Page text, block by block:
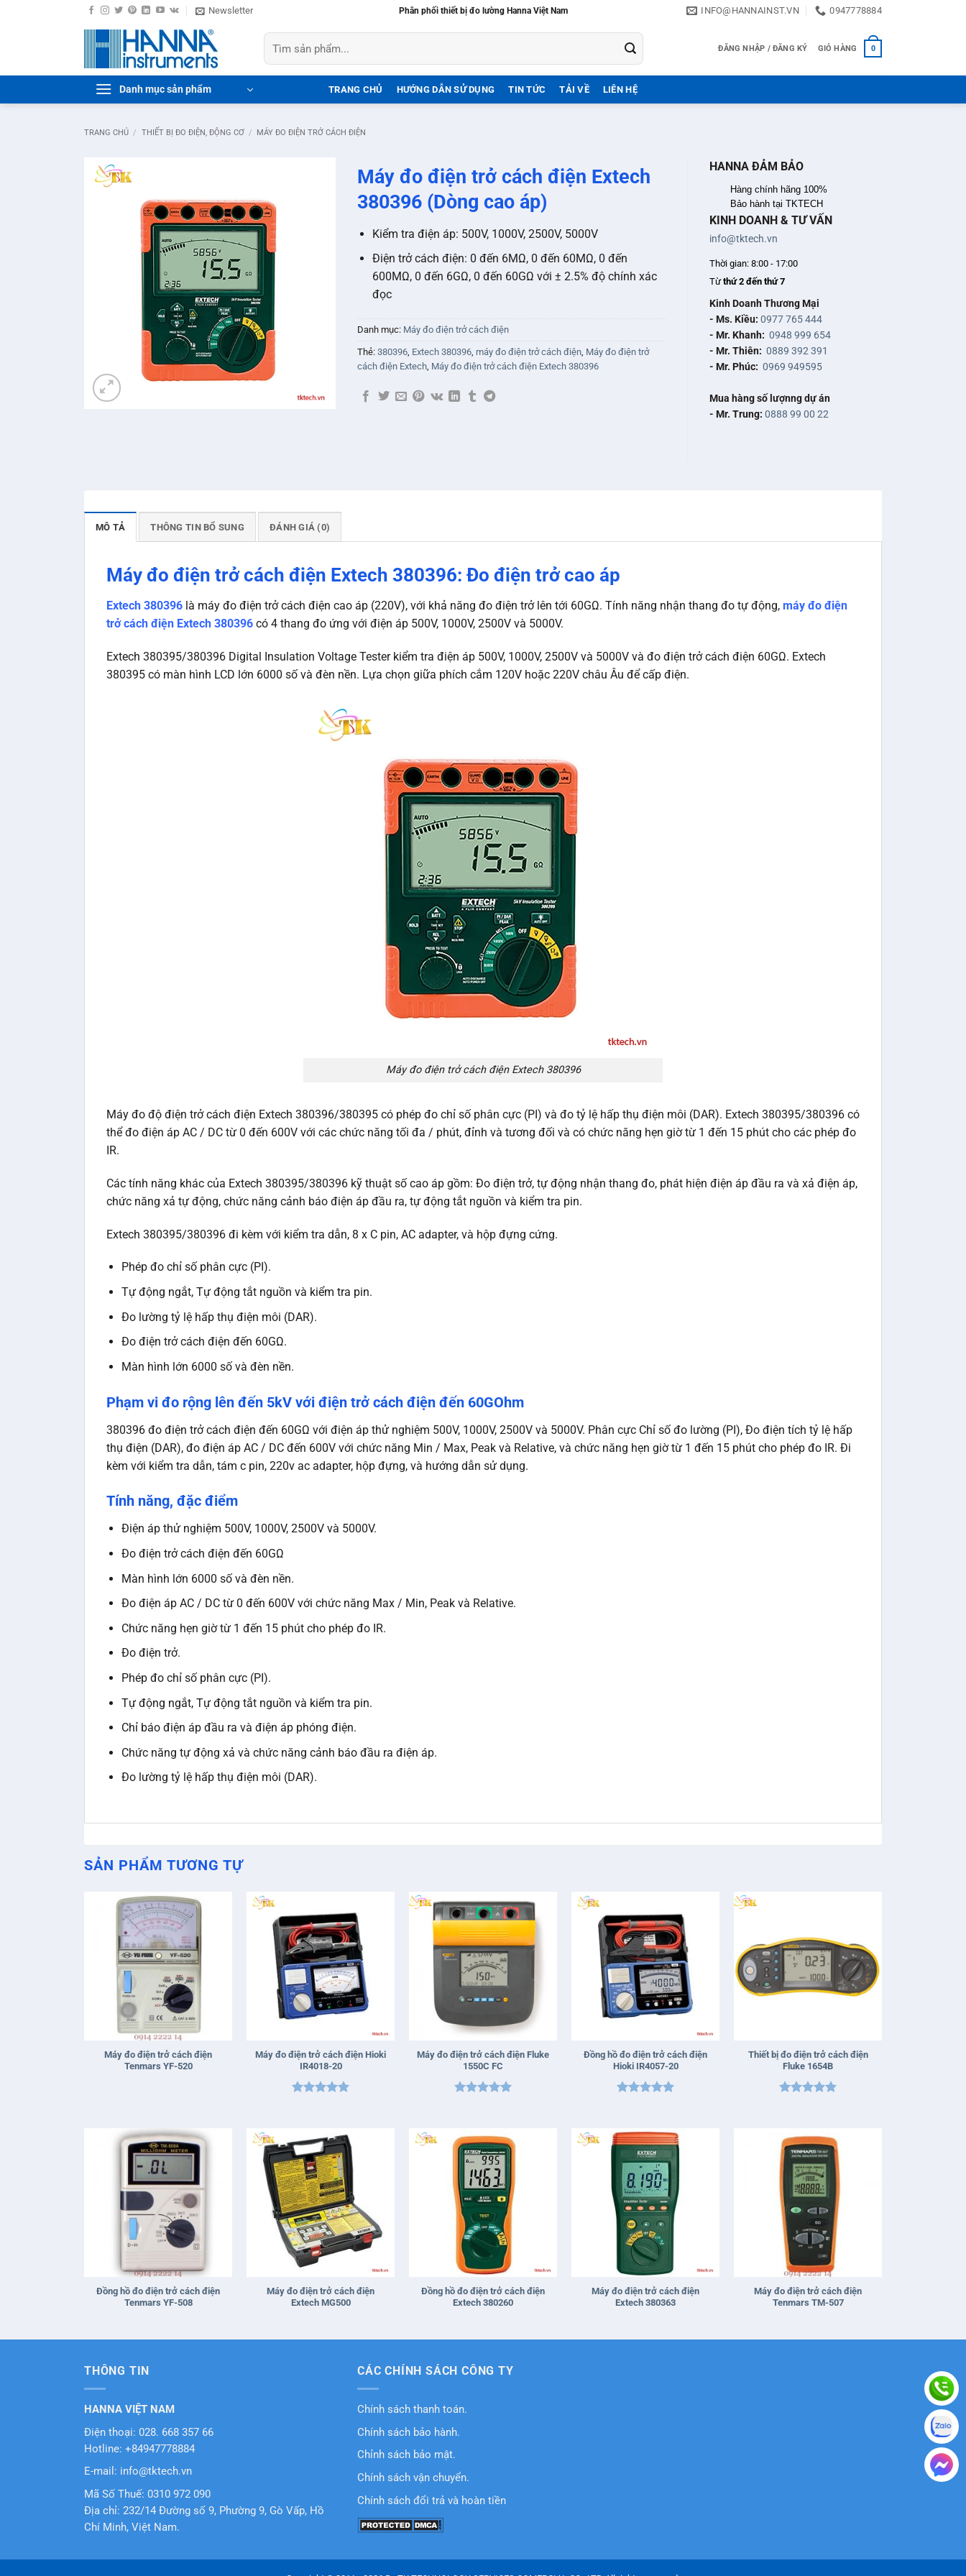
Newsletter Phân phối thiết bị đo lường Hanna Việt Nam INFO@HANNAINST.VN 0947778884
Tìm
kiếm:
ĐĂNG NHẬP / ĐĂNG KÝ GIỎ HÀNG 0
Danh mục sản phẩm TRANG CHỦ HƯỚNG DẪN SỬ DỤNG TIN TỨC TẢI VỀ LIÊN HỆ
TRANG CHỦ / THIẾT BỊ ĐO ĐIỆN, ĐỘNG CƠ / MÁY ĐO ĐIỆN TRỞ CÁCH ĐIỆN
Máy đo điện trở cách điện Extech
380396 (Dòng cao áp)
Kiểm tra điện áp: 500V, 1000V, 2500V, 5000V
Điện trở cách điện: 0 đến 6MΩ, 0 đến 60MΩ, 0 đến
600MΩ, 0 đến 6GΩ, 0 đến 60GΩ với ± 2.5% độ chính xác
đọc
Danh mục: Máy đo điện trở cách điện
Thẻ: 380396 Extech 380396 máy đo điện trở cách điện Máy đo điện trở
cách điện Extech Máy đo điện trở cách điện Extech 380396
HANNA ĐẢM BẢO
Hàng chính hãng 100%
Bảo hành tại TKTECH
KINH DOANH & TƯ VẤN
info@tktech.vn
Thời gian: 8:00 - 17:00
Từthứ 2 đến thứ 7
Kinh Doanh Thương Mại
- Ms. Kiều: 0977 765 444
- Mr. Khanh: 0948 999 654
- Mr. Thiên: 0889 392 391
- Mr. Phúc: 0969 949595
Mua hàng số lượnng dự án
- Mr. Trung: 0888 99 00 22
MÔ TẢ THÔNG TIN BỔ SUNG ĐÁNH GIÁ (0)
Máy đo điện trở cách điện Extech 380396: Đo điện trở cao áp
Extech 380396 là máy đo điện trở cách điện cao áp (220V), với khả năng đo điện trở lên tới 60GΩ. Tính năng nhận thang đo tự động, máy đo điện
trở cách điện Extech 380396 có 4 thang đo ứng với điện áp 500V, 1000V, 2500V và 5000V.
Extech 380395/380396 Digital Insulation Voltage Tester kiểm tra điện áp 500V, 1000V, 2500V và 5000V và đo điện trở cách điện 60GΩ. Extech
380395 có màn hình LCD lớn 6000 số và đèn nền. Lựa chọn giữa phích cắm 120V hoặc 220V châu Âu để cấp điện.
Máy đo điện trở cách điện Extech 380396
Máy đo độ điện trở cách điện Extech 380396/380395 có phép đo chỉ số phân cực (PI) và đo tỷ lệ hấp thụ điện môi (DAR). Extech 380395/380396 có
thể đo điện áp AC / DC từ 0 đến 600V với các chức năng tối đa / phút, đỉnh và tương đối và có chức năng hẹn giờ từ 1 đến 15 phút cho các phép đo
IR.
Các tính năng khác của Extech 380395/380396 kỹ thuật số cao áp gồm: Đo điện trở, tự động nhận thang đo, phát hiện điện áp đầu ra và xả điện áp,
chức năng xả tự động, chức năng cảnh báo điện áp đầu ra, tự động tắt nguồn và kiểm tra pin.
Extech 380395/380396 đi kèm với kiểm tra dẫn, 8 x C pin, AC adapter, và hộp đựng cứng.
Phép đo chỉ số phân cực (PI).
Tự động ngắt, Tự động tắt nguồn và kiểm tra pin.
Đo lường tỷ lệ hấp thụ điện môi (DAR).
Đo điện trở cách điện đến 60GΩ.
Màn hình lớn 6000 số và đèn nền.
Phạm vi đo rộng lên đến 5kV với điện trở cách điện đến 60GOhm
380396 đo điện trở cách điện đến 60GΩ với điện áp thử nghiệm 500V, 1000V, 2500V và 5000V. Phân cực Chỉ số đo lường (PI), Đo điện tích tỷ lệ hấp
thụ điện (DAR), đo điện áp AC / DC đến 600V với chức năng Min / Max, Peak và Relative, và chức năng hẹn giờ từ 1 đến 15 phút cho phép đo IR. Đi
kèm với kiểm tra dẫn, tám c pin, 220v ac adapter, hộp đựng, và hướng dẫn sử dụng.
Tính năng, đặc điểm
Điện áp thử nghiệm 500V, 1000V, 2500V và 5000V.
Đo điện trở cách điện đến 60GΩ
Màn hình lớn 6000 số và đèn nền.
Đo điện áp AC / DC từ 0 đến 600V với chức năng Max / Min, Peak và Relative.
Chức năng hẹn giờ từ 1 đến 15 phút cho phép đo IR.
Đo điện trở.
Phép đo chỉ số phân cực (PI).
Tự động ngắt, Tự động tắt nguồn và kiểm tra pin.
Chỉ báo điện áp đầu ra và điện áp phóng điện.
Chức năng tự động xả và chức năng cảnh báo đầu ra điện áp.
Đo lường tỷ lệ hấp thụ điện môi (DAR).
SẢN PHẨM TƯƠNG TỰ
Máy đo điện trở cách điện
Tenmars YF-520
Máy đo điện trở cách điện Hioki
IR4018-20
Máy đo điện trở cách điện Fluke
1550C FC
Đồng hồ đo điện trở cách điện
Hioki IR4057-20
Thiết bị đo điện trở cách điện
Fluke 1654B
Đồng hồ đo điện trở cách điện
Tenmars YF-508
Máy đo điện trở cách điện
Extech MG500
Đồng hồ đo điện trở cách điện
Extech 380260
Máy đo điện trở cách điện
Extech 380363
Máy đo điện trở cách điện
Tenmars TM-507
THÔNG TIN
HANNA VIỆT NAM
Điện thoại: 028. 668 357 66
Hotline: +84947778884
E-mail: info@tktech.vn
Mã Số Thuế: 0310 972 090
Địa chỉ: 232/14 Đường số 9, Phường 9, Gò Vấp, Hồ
Chí Minh, Việt Nam.
CÁC CHÍNH SÁCH CÔNG TY
Chính sách thanh toán.
Chính sách bảo hành.
Chỉnh sách bảo mật.
Chính sách vận chuyển.
Chính sách đổi trả và hoàn tiền